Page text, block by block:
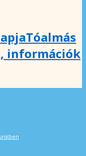
Tóalmás
információk